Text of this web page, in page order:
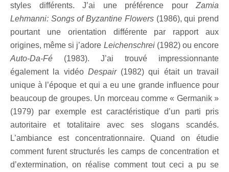
styles différents. J’ai une préférence pour Zamia
Lehmanni: Songs of Byzantine Flowers(1986), qui prend
pourtant une orientation différente par rapport aux
origines, même si j’adore Leichenschrei(1982) ou encore
Auto-Da-Fé (1983). J’ai trouvé impressionnante
également la vidéo Despair(1982) qui était un travail
unique à l’époque et qui a eu une grande influence pour
beaucoup de groupes. Un morceau comme « Germanik »
(1979) par exemple est caractéristique d’un parti pris
autoritaire et totalitaire avec ses slogans scandés.
L’ambiance est concentrationnaire. Quand on étudie
comment furent structurés les camps de concentration et
d’extermination, on réalise comment tout ceci a pu se